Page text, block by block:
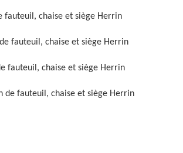
fauteuil,
Nettoyage de fauteuil,
fauteuil, chaise et siège Herrin
fauteuil, chaise et siège Herrin
fauteuil, chaise et siège Herrin
de fauteuil, chaise et siège Herrin